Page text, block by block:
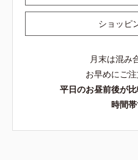
ショッピ
月末は混み
お早めにご注
平日のお昼前後が
時間帯